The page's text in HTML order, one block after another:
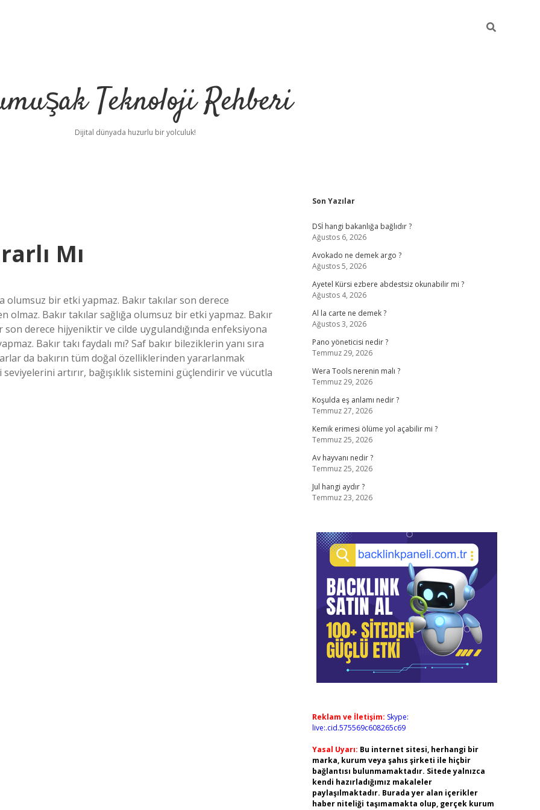
Teknoloji Rehberi
Dijital dünyada huzurlu bir yolculuk!
Mı
olumsuz bir etki yapmaz. Bakır takılar son derece
Bakır takılar sağlığa olumsuz bir etki yapmaz. Bakır
son derece hijyeniktir ve cilde uygulandığında enfeksiyona
Bakır takı faydalı mı? Saf bakır bileziklerin yanı sıra
da bakırın tüm doğal özelliklerinden yararlanmak
artırır, bağışıklık sistemini güçlendirir ve vücutla
Sidebar
Son Yazılar
DSİ hangi bakanlığa bağlıdır ?
Ağustos 6, 2026
Avokado ne demek argo ?
Ağustos 5, 2026
Ayetel Kürsi ezbere abdestsiz okunabilir mi ?
Ağustos 4, 2026
Al la carte ne demek ?
Ağustos 3, 2026
Pano yöneticisi nedir ?
Temmuz 29, 2026
Wera Tools nerenin malı ?
Temmuz 29, 2026
Koşulda eş anlamı nedir ?
Temmuz 27, 2026
Kemik erimesi ölüme yol açabilir mi ?
Temmuz 25, 2026
Av hayvanı nedir ?
Temmuz 25, 2026
Jul hangi aydır ?
Temmuz 23, 2026
Reklam ve İletişim: Skype:
live:.cid.575569c608265c69
Yasal Uyarı: Bu internet sitesi, herhangi bir
marka, kurum veya şahıs şirketi ile hiçbir
bağlantısı bulunmamaktadır. Sitede yalnızca
kendi hazırladığımız makaleler
paylaşılmaktadır. Burada yer alan içerikler
haber niteliği taşımamakta olup, gerçek kurum